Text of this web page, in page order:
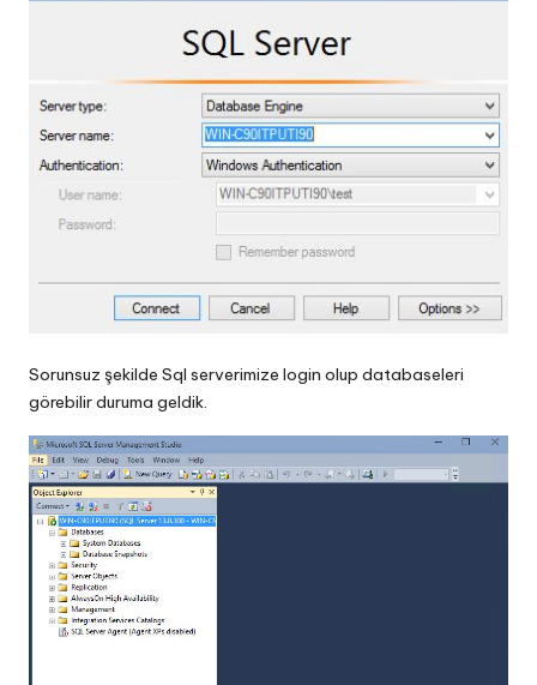
Sorunsuz şekilde Sql serverimize login olup databaseleri
görebilir duruma geldik.